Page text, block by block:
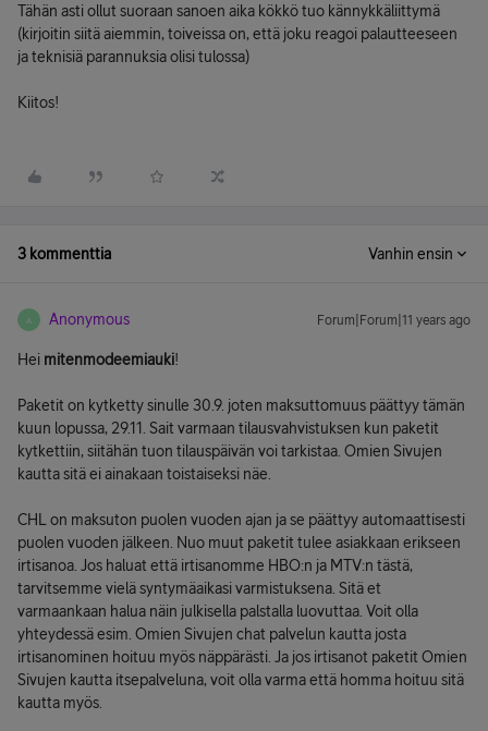
Tähän asti ollut suoraan sanoen aika kökkö tuo kännykkäliittymä
(kirjoitin siitä aiemmin, toiveissa on, että joku reagoi palautteeseen
ja teknisiä parannuksia olisi tulossa)
Kiitos!
3 kommenttia Vanhin ensin
A Anonymous Forum|Forum|11 years ago
Hei mitenmodeemiauki!
Paketit on kytketty sinulle 30.9. joten maksuttomuus päättyy tämän
kuun lopussa, 29.11. Sait varmaan tilausvahvistuksen kun paketit
kytkettiin, siitähän tuon tilauspäivän voi tarkistaa. Omien Sivujen
kautta sitä ei ainakaan toistaiseksi näe.
CHL on maksuton puolen vuoden ajan ja se päättyy automaattisesti
puolen vuoden jälkeen. Nuo muut paketit tulee asiakkaan erikseen
irtisanoa. Jos haluat että irtisanomme HBO:n ja MTV:n tästä,
tarvitsemme vielä syntymäaikasi varmistuksena. Sitä et
varmaankaan halua näin julkisella palstalla luovuttaa. Voit olla
yhteydessä esim. Omien Sivujen chat palvelun kautta josta
irtisanominen hoituu myös näppärästi. Ja jos irtisanot paketit Omien
Sivujen kautta itsepalveluna, voit olla varma että homma hoituu sitä
kautta myös.